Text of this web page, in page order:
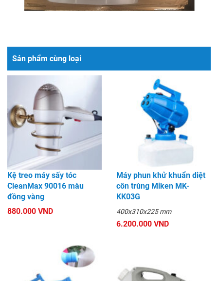
Sản phẩm cùng loại
Kệ treo máy sấy tóc
CleanMax 90016 màu
đồng vàng
880.000 VND
Máy phun khử khuẩn diệt
côn trùng Miken MK-
KK03G
400x310x225 mm
6.200.000 VND